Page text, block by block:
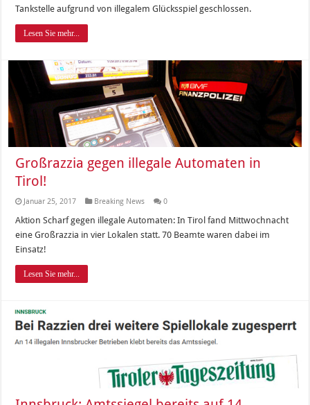
Tankstelle aufgrund von illegalem Glücksspiel geschlossen.
Lesen Sie mehr...
Großrazzia gegen illegale Automaten in
Tirol!
Januar 25, 2017 Breaking News 0
Aktion Scharf gegen illegale Automaten: In Tirol fand Mittwochnacht
eine Großrazzia in vier Lokalen statt. 70 Beamte waren dabei im
Einsatz!
Lesen Sie mehr...